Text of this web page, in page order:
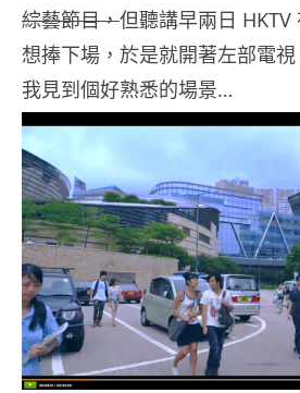
綜藝節目，但聽講早兩日
想捧下場，於是就開著左部電視
我見到個好熟悉的場景…